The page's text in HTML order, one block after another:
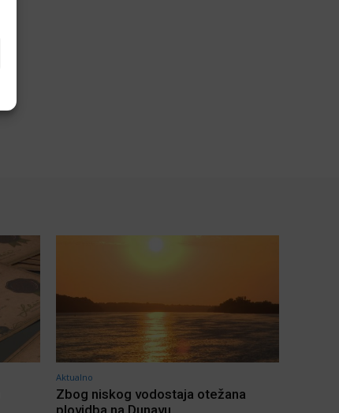
Aktualno
Zbog niskog vodostaja otežana